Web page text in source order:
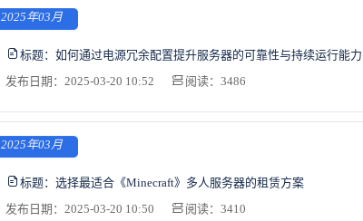
2025年03月
标题： 如何通过电源冗余配置提升服务器的可靠性与持续运行能力
发布日期：2025-03-20 10:52
阅读：3486
2025年03月
标题： 选择最适合《Minecraft》多人服务器的租赁方案
发布日期：2025-03-20 10:50
阅读：3410